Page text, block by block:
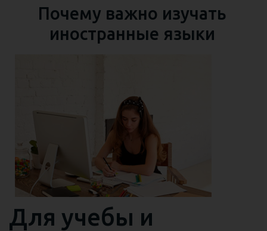
Почему важно изучать
иностранные языки
Для учебы и